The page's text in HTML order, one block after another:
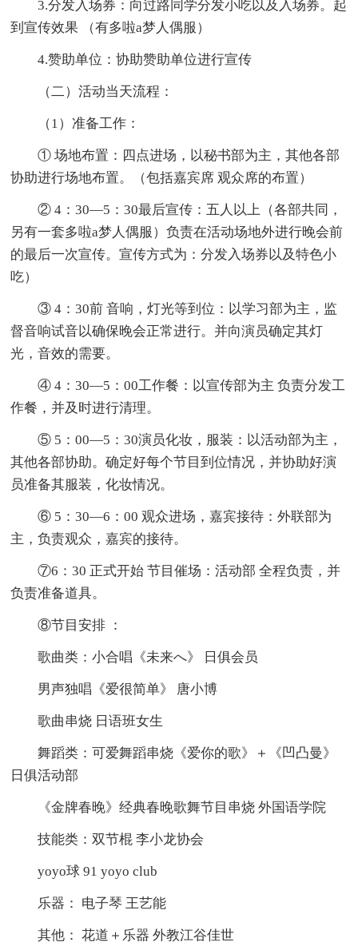
3.分发入场券：向过路同学分发小吃以及入场券。起
到宣传效果 （有多啦a梦人偶服）
4.赞助单位：协助赞助单位进行宣传
（二）活动当天流程：
（1）准备工作：
① 场地布置：四点进场，以秘书部为主，其他各部
协助进行场地布置。（包括嘉宾席 观众席的布置）
② 4：30—5：30最后宣传：五人以上（各部共同，
另有一套多啦a梦人偶服）负责在活动场地外进行晚会前
的最后一次宣传。宣传方式为：分发入场券以及特色小
吃）
③ 4：30前 音响，灯光等到位：以学习部为主，监
督音响试音以确保晚会正常进行。并向演员确定其灯
光，音效的需要。
④ 4：30—5：00工作餐：以宣传部为主 负责分发工
作餐，并及时进行清理。
⑤ 5：00—5：30演员化妆，服装：以活动部为主，
其他各部协助。确定好每个节目到位情况，并协助好演
员准备其服装，化妆情况。
⑥ 5：30—6：00 观众进场，嘉宾接待：外联部为
主，负责观众，嘉宾的接待。
⑦6：30 正式开始 节目催场：活动部 全程负责，并
负责准备道具。
⑧节目安排 ：
歌曲类：小合唱《未来へ》 日俱会员
男声独唱《爱很简单》 唐小博
歌曲串烧 日语班女生
舞蹈类：可爱舞蹈串烧《爱你的歌》＋《凹凸曼》
日俱活动部
《金牌春晚》经典春晚歌舞节目串烧 外国语学院
技能类：双节棍 李小龙协会
yoyo球 91 yoyo club
乐器： 电子琴 王艺能
其他： 花道＋乐器 外教江谷佳世